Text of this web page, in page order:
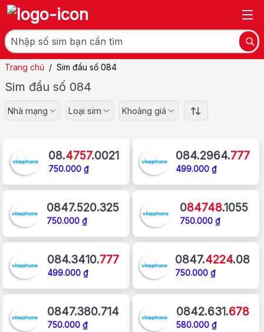
Trang chủ / Sim đầu số 084
Sim đầu số 084
Nhà mạng Loại sim Khoảng giá
08.4757.0021
750.000 ₫
084.2964.777
499.000 ₫
0847.520.325
750.000 ₫
084748.1055
750.000 ₫
084.3410.777
499.000 ₫
0847.4224.08
750.000 ₫
0847.380.714
750.000 ₫
0842.631.678
580.000 ₫